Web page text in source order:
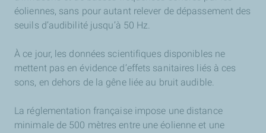
éoliennes, sans pour autant relever de dépassement des
seuils d’audibilité jusqu’à 50 Hz.
À ce jour, les données scientifiques disponibles ne
mettent pas en évidence d’effets sanitaires liés à ces
sons, en dehors de la gêne liée au bruit audible.
La réglementation française impose une distance
minimale de 500 mètres entre une éolienne et une